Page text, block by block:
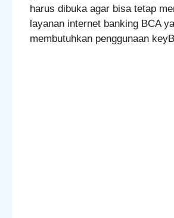
harus dibuka agar bisa tetap
layanan internet banking BCA
membutuhkan penggunaan